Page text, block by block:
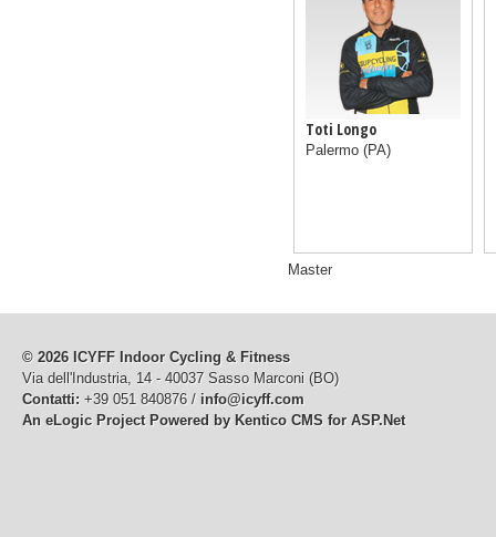
Toti Longo
Palermo (PA)
Master
© 2026 ICYFF Indoor Cycling & Fitness
Via dell'Industria, 14 - 40037 Sasso Marconi (BO)
Contatti: +39 051 840876 / info@icyff.com
An eLogic Project Powered by Kentico CMS for ASP.Net